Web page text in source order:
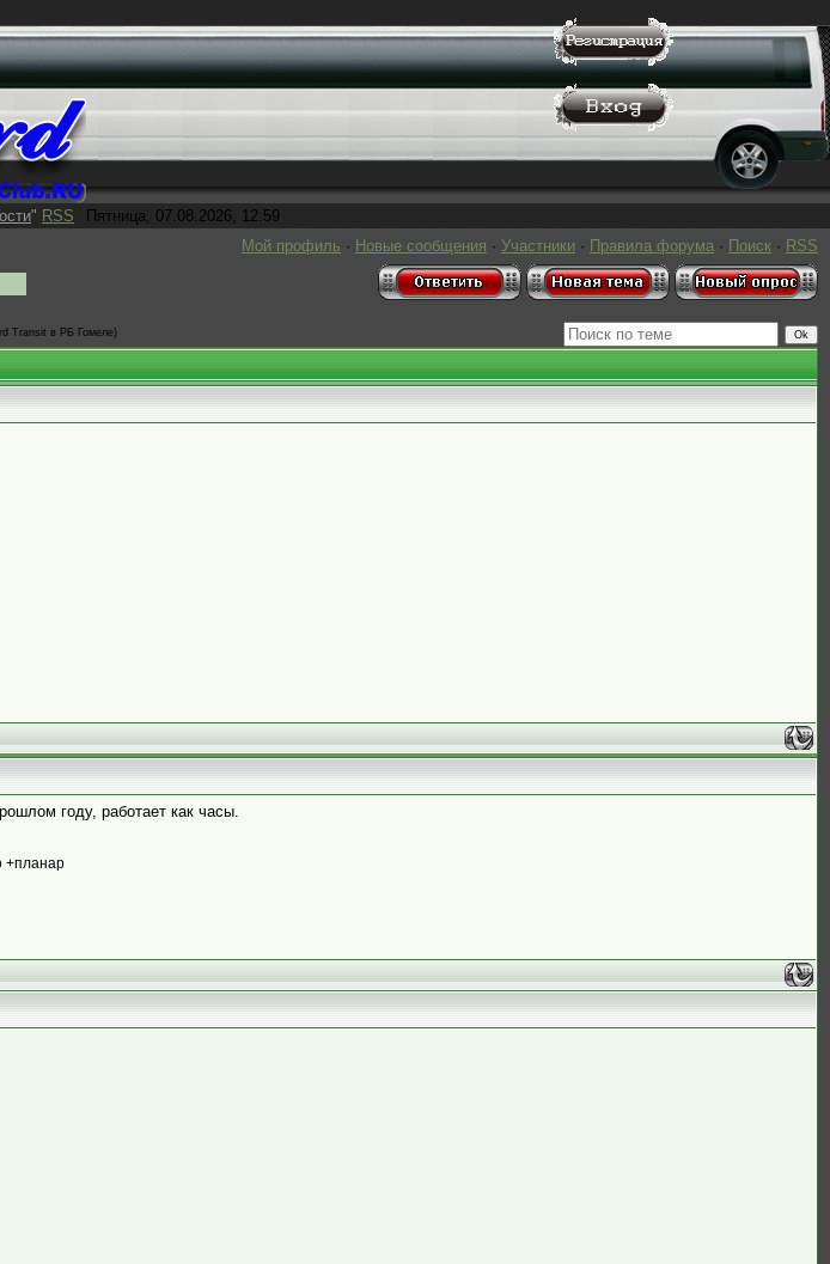
" RSS
Пятница, 07.08.2026, 12:59
Мой профиль · Новые сообщения · Участники · Правила форума · Поиск · RSS
Transit в РБ Гомеле)
году, работает как часы.
+планар